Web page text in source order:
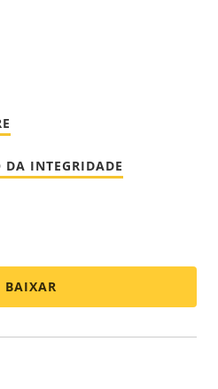
INTEGRIDADE
BAIXAR